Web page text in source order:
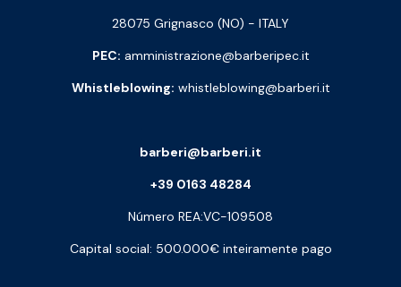
28075 Grignasco (NO) - ITALY
PEC: amministrazione@barberipec.it
Whistleblowing: whistleblowing@barberi.it
barberi@barberi.it
+39 0163 48284
Número REA:VC-109508
Capital social: 500.000€ inteiramente pago